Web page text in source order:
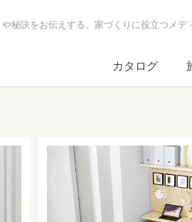
秘訣をお伝えする、家づくりに役立つメデ
カタログ